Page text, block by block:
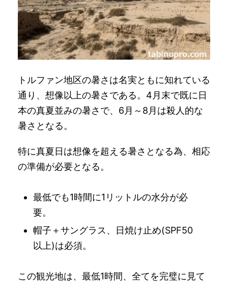
トルファン地区の暑さは名実ともに知れている
通り、想像以上の暑さである。4月末で既に日
本の真夏並みの暑さで、6月～8月は殺人的な
暑さとなる。
特に真夏日は想像を超える暑さとなる為、相応
の準備が必要となる。
最低でも1時間に1リットルの水分が必
要。
帽子＋サングラス、日焼け止め(SPF50
以上)は必須。
この観光地は、最低1時間、全てを完璧に見て